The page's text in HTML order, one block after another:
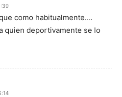
como habitualmente….
quien deportivamente se lo